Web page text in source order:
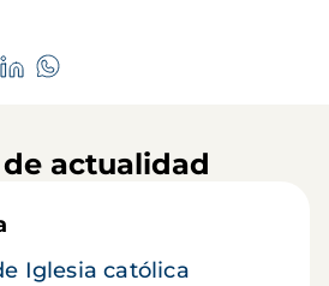
actualidad
Iglesia católica